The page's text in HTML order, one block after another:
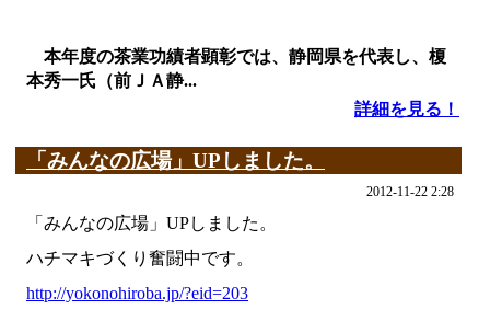
本年度の茶業功績者顕彰では、静岡県を代表し、榎
本秀一氏（前ＪＡ静...
詳細を見る！
「みんなの広場」UPしました。
2012-11-22 2:28
「みんなの広場」UPしました。
ハチマキづくり奮闘中です。
http://yokonohiroba.jp/?eid=203